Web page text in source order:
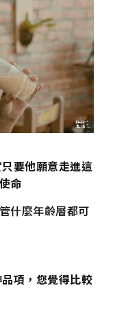
要他願意走進這
命
什麼年齡層都可
項，您覺得比較